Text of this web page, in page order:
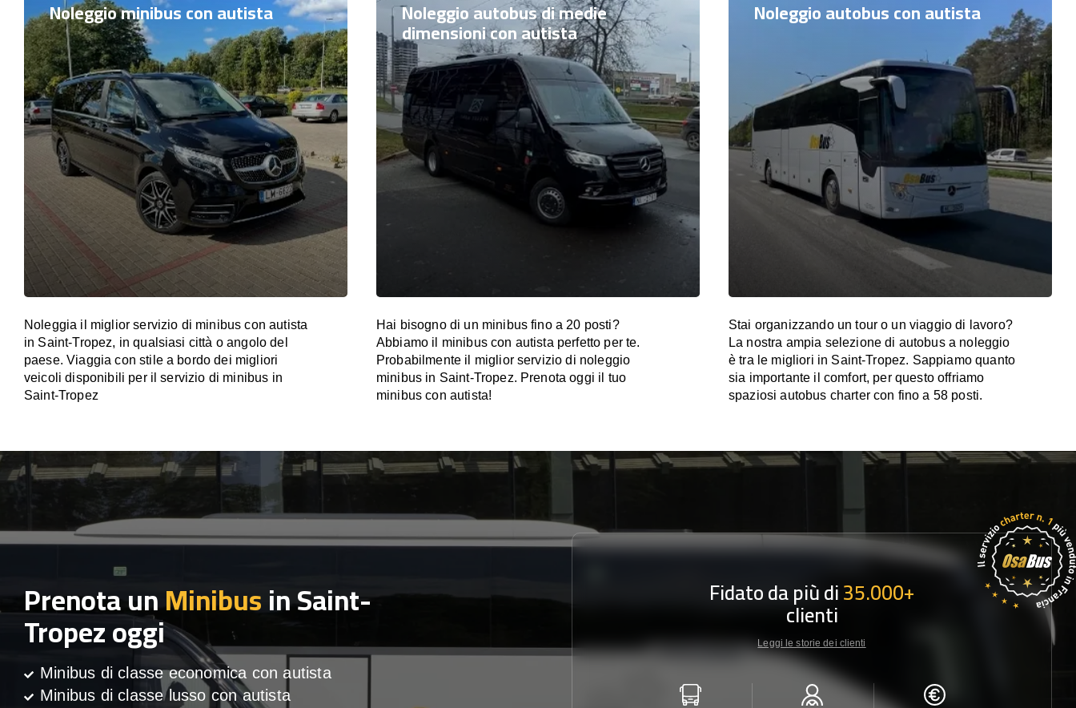
Noleggio minibus con autista
Noleggia il miglior servizio di minibus con autista
in Saint-Tropez, in qualsiasi città o angolo del
paese. Viaggia con stile a bordo dei migliori
veicoli disponibili per il servizio di minibus in
Saint-Tropez
Noleggio autobus di medie
dimensioni con autista
Hai bisogno di un minibus fino a 20 posti?
Abbiamo il minibus con autista perfetto per te.
Probabilmente il miglior servizio di noleggio
minibus in Saint-Tropez. Prenota oggi il tuo
minibus con autista!
Noleggio autobus con autista
Stai organizzando un tour o un viaggio di lavoro?
La nostra ampia selezione di autobus a noleggio
è tra le migliori in Saint-Tropez. Sappiamo quanto
sia importante il comfort, per questo offriamo
spaziosi autobus charter con fino a 58 posti.
Prenota unMinibusin Saint-
Tropez oggi
Minibus di classe economica con autista
Minibus di classe lusso con autista
Fidato da più di35.000+
clienti
Leggi le storie dei clienti